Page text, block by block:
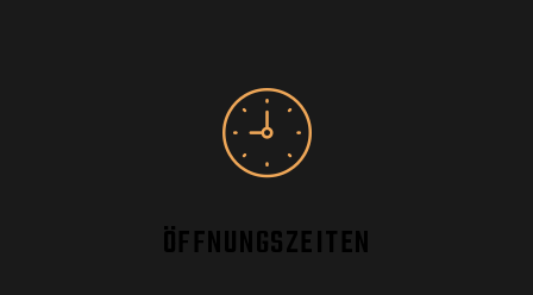
ÖFFNUNGSZEITEN